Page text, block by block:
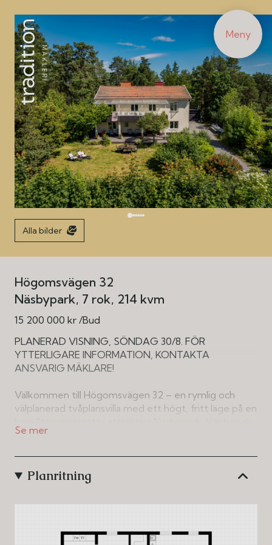
Meny
Alla bilder
Högomsvägen 32
Näsbypark 7 rok 214 kvm
15 200 000 kr /Bud
PLANERAD VISNING, SÖNDAG 30/8. FÖR
YTTERLIGARE INFORMATION, KONTAKTA
ANSVARIG MÄKLARE!
Välkommen till Högomsvägen 32 – en rymlig och
välplanerad tvåplansvilla med ett högt, fritt läge på en
med naturen som närmaste granne, samtidigt som
boyta, sju rum varav fem till sex sovrum och en
med generösa ytor för familjeliv, umgänge och
få riktigt stora villatomter som fortfarande finns kvar i
Näsbypark.
Planritning